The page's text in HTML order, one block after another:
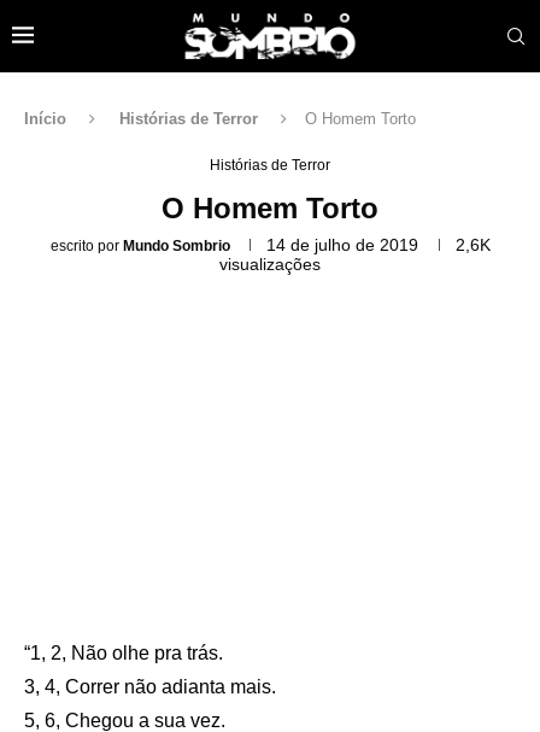
Início Histórias de Terror O Homem Torto
Histórias de Terror
O Homem Torto
escrito por Mundo Sombrio 14 de julho de 2019
2,6K
visualizações
“1, 2, Não olhe pra trás.
3, 4, Correr não adianta mais.
5, 6, Chegou a sua vez.